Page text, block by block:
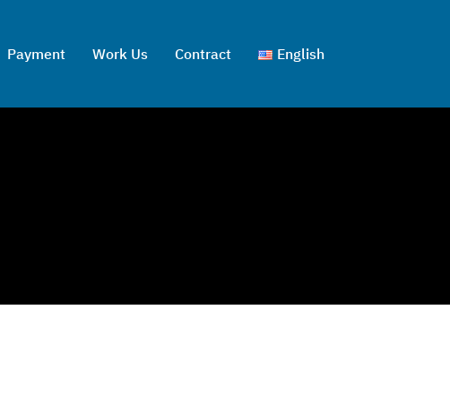
Payment Work Us Contract English